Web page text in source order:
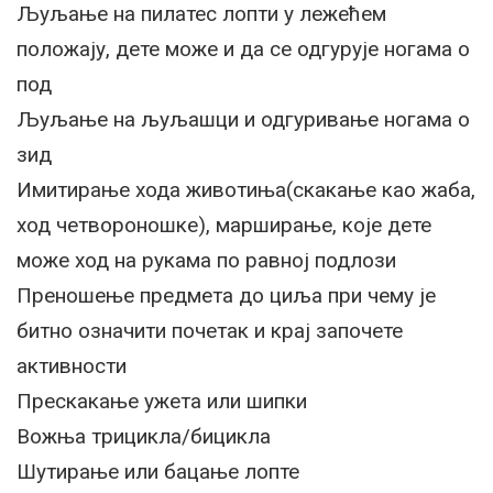
Љуљање на пилатес лопти у лежећем
положају, дете може и да се одгурује ногама о
под
Љуљање на љуљашци и одгуривање ногама о
зид
Имитирање хода животиња(скакање као жаба,
ход четвороношке), марширање, које дете
може ход на рукама по равној подлози
Преношење предмета до циља при чему је
битно означити почетак и крај започете
активности
Прескакање ужета или шипки
Вожња трицикла/бицикла
Шутирање или бацање лопте